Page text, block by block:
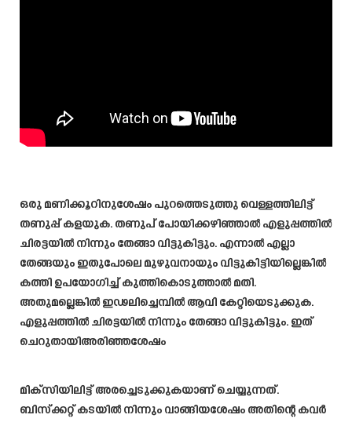
ഒരു മണിക്കൂറിനുശേഷം പുറത്തെടുത്തു വെള്ളത്തിലിട്ട്
തണുപ്പ് കളയുക. തണുപ് പോയിക്കഴിഞ്ഞാൽ എളുപ്പത്തിൽ
ചിരട്ടയിൽ നിന്നും തേങ്ങാ വിട്ടുകിട്ടും. എന്നാൽ എല്ലാ
തേങ്ങയും ഇതുപോലെ മുഴുവനായും വിട്ടുകിട്ടിയില്ലെങ്കിൽ
കത്തി ഉപയോഗിച്ച് കുത്തികൊടുത്താൽ മതി.
അതുമല്ലെങ്കിൽ ഇഢലിച്ചെമ്പിൽ ആവി കേറ്റിയെടുക്കുക.
എളുപ്പത്തിൽ ചിരട്ടയിൽ നിന്നും തേങ്ങാ വിട്ടുകിട്ടും. ഇത്
ചെറുതായിഅരിഞ്ഞശേഷം
മിക്സിയിലിട്ട് അരച്ചെടുക്കുകയാണ് ചെയ്യുന്നത്.
ബിസ്ക്കറ്റ് കടയിൽ നിന്നും വാങ്ങിയശേഷം അതിന്റെ കവർ